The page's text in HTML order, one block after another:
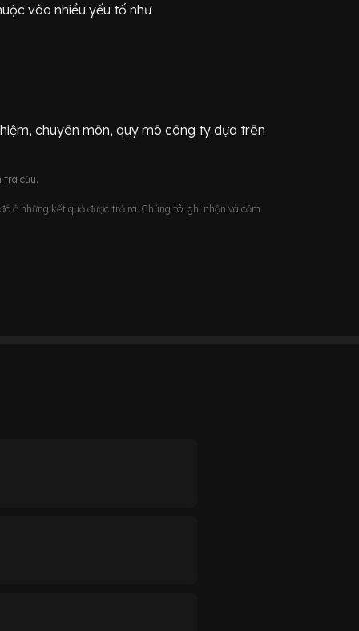
vào nhiều yếu tố như
chuyên môn, quy mô công ty dựa trên
tra cứu.
ở những kết quả được trả ra. Chúng tôi ghi nhận và cảm